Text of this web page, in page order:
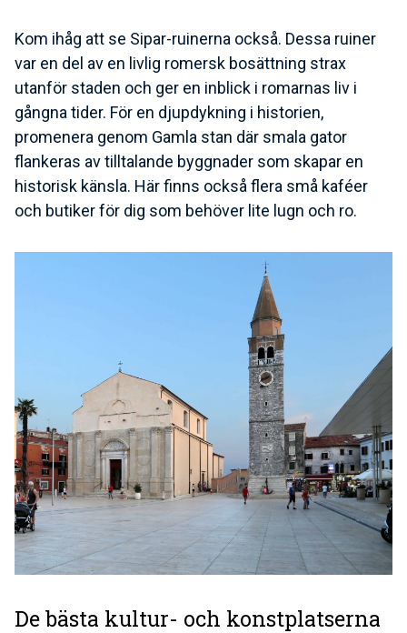
Kom ihåg att se Sipar-ruinerna också. Dessa ruiner
var en del av en livlig romersk bosättning strax
utanför staden och ger en inblick i romarnas liv i
gångna tider. För en djupdykning i historien,
promenera genom Gamla stan där smala gator
flankeras av tilltalande byggnader som skapar en
historisk känsla. Här finns också flera små kaféer
och butiker för dig som behöver lite lugn och ro.
De bästa kultur- och konstplatserna